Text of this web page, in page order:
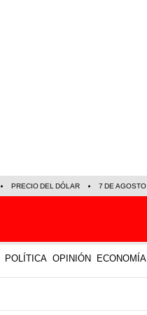
PRECIO DEL DÓLAR 7 DE AGOSTO
POLÍTICA OPINIÓN ECONOMÍA